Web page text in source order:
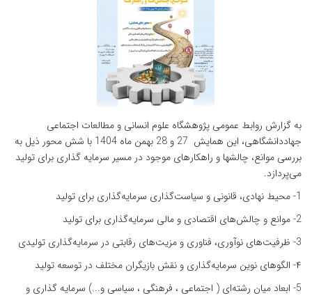
به گزارش روابط عمومی پژوهشگاه علوم انسانی و مطالعات اجتماعی
جهاددانشگاهی، این همایش 27 و 28 بهمن ماه 1404 با شش محور ذیل به
بررسی موانع، چالشها و راهکارهای موجود در مسیر سرمایه گذاری برای تولید
می‌پردازد.
1- محیط نهادی، قانونی و سیاست‌گذاری سرمایه‌گذاری برای تولید
2- موانع و چالش‌های اقتصادی و مالی سرمایه‌گذاری برای تولید
3- ظرفیت‌های نوآوری، فناوری و مزیت‌های رقابتی در سرمایه‌گذاری تولیدی
۴- الگوهای نوین سرمایه‌گذاری و نقش بازیگران مختلف در توسعه تولید
5- ابعاد میان رشته‌ای ( اجتماعی ، فرهنگی ، سیاسی و...) سرمایه گذاری و